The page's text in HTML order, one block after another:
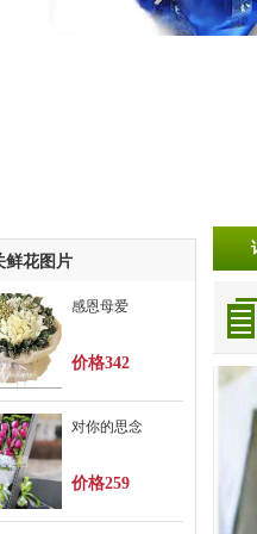
鲜花图片
感恩母爱
价格342
对你的思念
价格259